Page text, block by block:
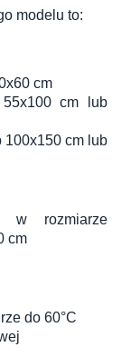
modelu to:
cm
cm lub
100x150 cm lub
w rozmiarze
cm
do 60°C